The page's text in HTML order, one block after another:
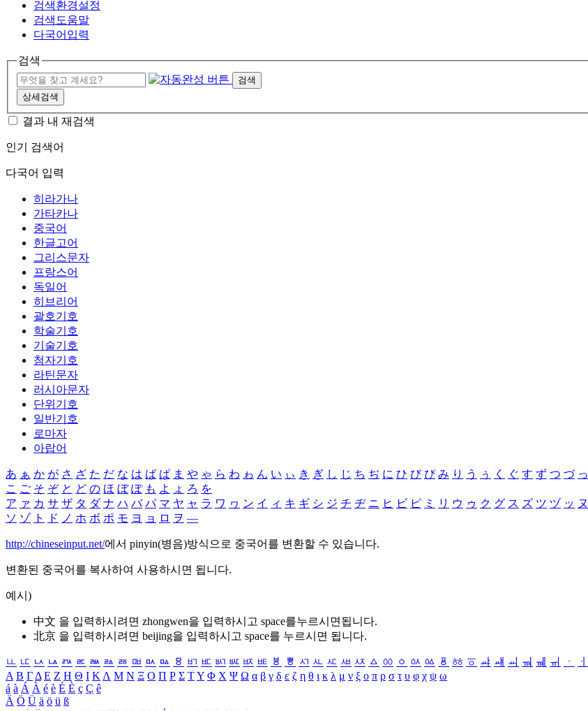
검색환경설정
검색도움말
다국어입력
검색
검색
상세검색
결과 내 재검색
인기 검색어
다국어 입력
히라가나
가타카나
중국어
한글고어
그리스문자
프랑스어
독일어
히브리어
괄호기호
학술기호
기술기호
첨자기호
라틴문자
러시아문자
단위기호
일반기호
로마자
아랍어
あ ぁ か が さ ざ た だ な は ば ぱ ま や ゃ ら わ ゎ ん い ぃ き ぎ し じ ち ぢ に ひ び ぴ み り う ぅ く ぐ す ず つ づ っ
こ ご そ ぞ と ど の ほ ぼ ぽ も よ ょ ろ を
ア ァ カ サ ザ タ ダ ナ ハ バ パ マ ヤ ャ ラ ワ ヮ ン イ ィ キ ギ シ ジ チ ヂ ニ ヒ ビ ピ ミ リ ウ ゥ ク グ ス ズ ツ ヅ ッ ヌ
ソ ゾ ト ド ノ ホ ボ ポ モ ヨ ョ ロ ヲ ―
http://chineseinput.net/에서 pinyin(병음)방식으로 중국어를 변환할 수 있습니다.
변환된 중국어를 복사하여 사용하시면 됩니다.
예시)
中文 을 입력하시려면 zhongwen을 입력하시고 space를누르시면됩니다.
北京 을 입력하시려면 beijing을 입력하시고 space를 누르시면 됩니다.
ㅥ ㅦ ㅧ ㅨ ㅩ ㅪ ㅫ ㅬ ㅭ ㅮ ㅯ ㅰ ㅱ ㅲ ㅳ ㅴ ㅵ ㅶ ㅷ ㅸ ㅹ ㅺ ㅻ ㅼ ㅽ ㅾ ㅿ ㆀ ㆁ ㆂ ㆃ ㆄ ㆅ ㆆ ㆇ ㆈ ㆉ ㆊ ㆋ ㆌ ㆍ
ㆎ
Α Β ΓΔ Ε Ζ Η Θ Ι ΚΛ Μ Ν Ξ Ο Π Ρ Σ ΤΥ Φ Χ Ψ Ω α β γ δ ε ζ η θ ι κ λ μ ν ξ ο π ρ σ τ υ φ χ ψ ω
á à Á À é è É È ç Ç ê
Ä Ö Ü ä ö ü ß